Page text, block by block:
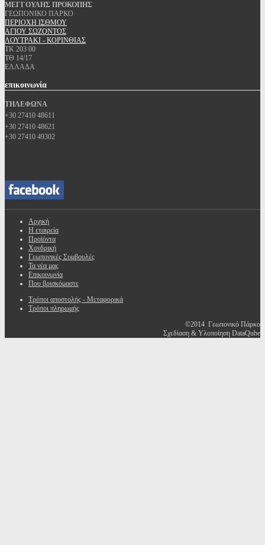
ΜΕΓΓΟΥΛΗΣ ΠΡΟΚΟΠΗΣ
ΓΕΩΠΟΝΙΚΟ ΠΑΡΚΟ
ΠΕΡΙΟΧΗ ΙΣΘΜΟΥ
ΑΓΙΟΥ ΣΩΖΟΝΤΟΣ
ΛΟΥΤΡΑΚΙ - ΚΟΡΙΝΘΙΑΣ
ΤΚ 203 00
ΤΘ 14/17
ΕΛΛΑΔΑ
επικοινωνία
ΤΗΛΕΦΩΝΑ
+30 27410 48611
+30 27410 48621
+30 27410 49302
Αρχική
Η εταιρεία
Προϊόντα
Χονδρική
Γεωπονικές Συμβουλές
Τα νέα μας
Επικοινωνία
Που βρισκόμαστε
Τρόποι αποστολής - Μεταφορικά
Τρόποι πληρωμής
©2014 Γεωπονικό Πάρκο
Σχεδίαση & Υλοποίηση DataQube